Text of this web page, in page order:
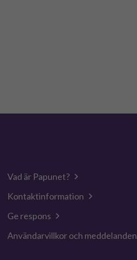
Vad är Papunet?
Kontaktinformation
Ge respons
Användarvillkor och meddelanden